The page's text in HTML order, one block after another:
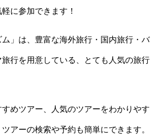
に参加できます！
ム」は、豊富な海外旅行・国内旅行・バ
行を用意している、とても人気の旅行
めツアー、人気のツアーをわかりやす
アーの検索や予約も簡単にできます。